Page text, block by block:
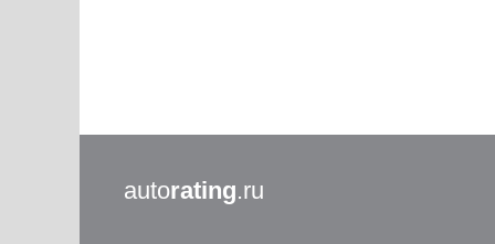
autorating.ru